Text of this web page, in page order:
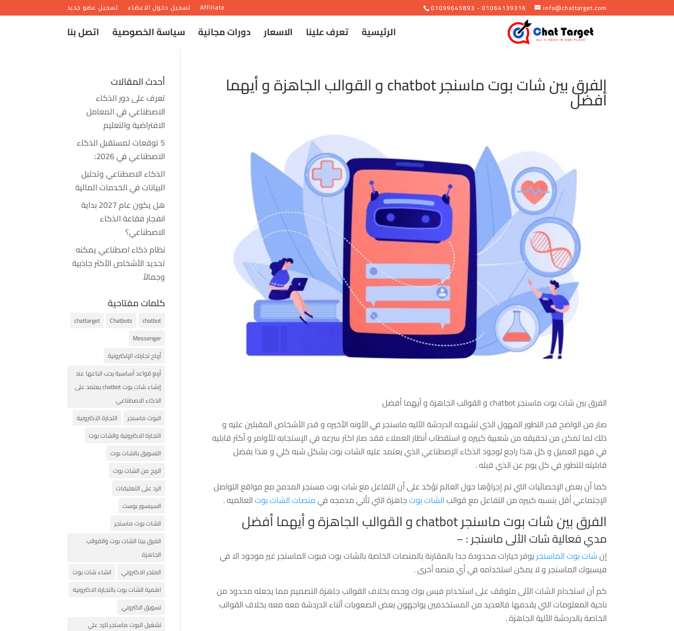
01099645893 - 01064139316 info@chattarget.com
Affiliate تسجيل دخول الاعضاء تسجيل عضو جديد
الرئيسية تعرف علينا الاسعار دورات مجانية سياسة الخصوصية اتصل بنا
الفرق بين شات بوت ماسنجر chatbot و القوالب الجاهزة و أيهما
أفضل
الفرق بين شات بوت ماسنجر chatbot و القوالب الجاهزة و أيهما أفضل
صار من الواضح قدر التطور المهول الذي تشهده الدردشة الأليه ماسنجر في الأونه الأخيره و قدر الأشخاص المقبلين عليه و
ذلك لما تمكن من تحقيقه من شعبية كبيره و استقطاب أنظار العملاء فقد صار اكثر سرعه في الإستجابه للأوامر و أكثر قابليه
في فهم العميل و كل هذا راجع لوجود الذكاء الإصطناعي الذي يعتمد عليه الشات بوت بشكل شبه كلي و هذا بفضل
قابليته للتطور في كل يوم عن الذي قبله .
كما أن بعض الإحصائيات التي تم إجراؤها حول العالم تؤكد على أن التفاعل مع شات بوت مسنجر المدمج مع مواقع التواصل
الإجتماعي أقل بنسبه كبيره من التفاعل مع قوالبالشات بوتجاهزة التي تأتي مدمجه فيمنصات الشات بوتالعالميه .
الفرق بين شات بوت ماسنجر chatbot و القوالب الجاهزة و أيهما أفضل
مدي فعالية شات الألى ماسنجر : –
إنشات بوت الماسنجريوفر خيارات محدودة جدا بالمقارنة بالمنصات الخاصة بالشات بوت فبوت الماسنجر غير موجود الا في
فيسبوك الماسنجر و لا يمكن استخدامه في أي منصه أخرى .
كم أن استخدام الشات الألى متوقف على استخدام فيس بوك وحده بخلاف القوالب جاهزة التصميم مما يجعله محدود من
ناحية المعلومات التي يقدمها فالعديد من المستخدمين يواجهون بعض الصعوبات أثناء الدردشة معه معه بخلاف القوالب
الخاصة بالدردشة الألية الجاهزة .
أحدث المقالات
تعرف على دور الذكاء
الاصطناعي في المعامل
الافتراضية والتعليم
5 توقعات لمستقبل الذكاء
الاصطناعي في 2026:
الذكاء الاصطناعي وتحليل
البيانات في الخدمات المالية
هل يكون عام 2027 بداية
انفجار فقاعة الذكاء
الاصطناعي؟
نظام ذكاء اصطناعي يمكنه
تحديد الأشخاص الأكثر جاذبية
وجمالاً
كلمات مفتاحية
chatbot
Chatbots
chattarget
Messenger
أرباح تجارتك الإلكترونية
أربع قواعد أساسية يجب اتباعها عند
إنشاء شات بوت chatbot يعتمد على
الذكاء الاصطناعي
البوت ماسنجر
التجارة الاكترونية
التجارة الاكترونية والشات بوت
التسويق بالشات بوت
الربح من الشات بوت
الرد على التعليقات
السينسور بوست
الشات بوت ماسنجر
الفرق بينا الشات بوت والقوالب
الجاهزة
المتجر الاكتروني
انشاء شات بوت
اهمية الشات بوت بالتجارة الاكترونية
تسويق الكتروني
تشغيل البوت ماسنجر للرد علي